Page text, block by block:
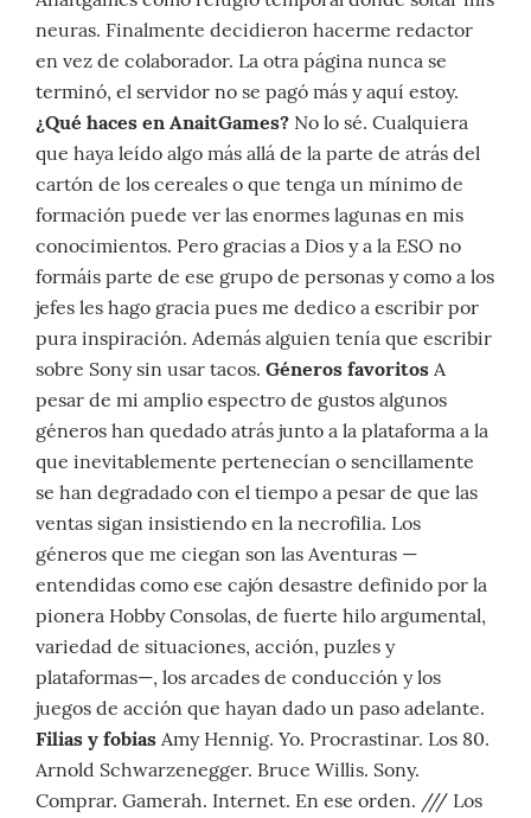
neuras. Finalmente decidieron hacerme redactor
en vez de colaborador. La otra página nunca se
terminó, el servidor no se pagó más y aquí estoy.
¿Qué haces en AnaitGames? No lo sé. Cualquiera
que haya leído algo más allá de la parte de atrás del
cartón de los cereales o que tenga un mínimo de
formación puede ver las enormes lagunas en mis
conocimientos. Pero gracias a Dios y a la ESO no
formáis parte de ese grupo de personas y como a los
jefes les hago gracia pues me dedico a escribir por
pura inspiración. Además alguien tenía que escribir
sobre Sony sin usar tacos. Géneros favoritos A
pesar de mi amplio espectro de gustos algunos
géneros han quedado atrás junto a la plataforma a la
que inevitablemente pertenecían o sencillamente
se han degradado con el tiempo a pesar de que las
ventas sigan insistiendo en la necrofilia. Los
géneros que me ciegan son las Aventuras —
entendidas como ese cajón desastre definido por la
pionera Hobby Consolas, de fuerte hilo argumental,
variedad de situaciones, acción, puzles y
plataformas—, los arcades de conducción y los
juegos de acción que hayan dado un paso adelante.
Filias y fobias Amy Hennig. Yo. Procrastinar. Los 80.
Arnold Schwarzenegger. Bruce Willis. Sony.
Comprar. Gamerah. Internet. En ese orden. /// Los